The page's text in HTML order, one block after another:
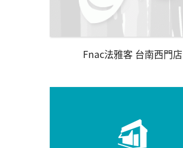
Fnac法雅客 台南西門店